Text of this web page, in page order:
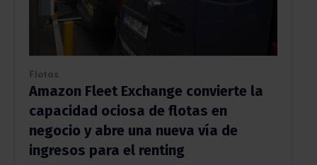
Flotas
Amazon Fleet Exchange convierte la
capacidad ociosa de flotas en
negocio y abre una nueva vía de
ingresos para el renting